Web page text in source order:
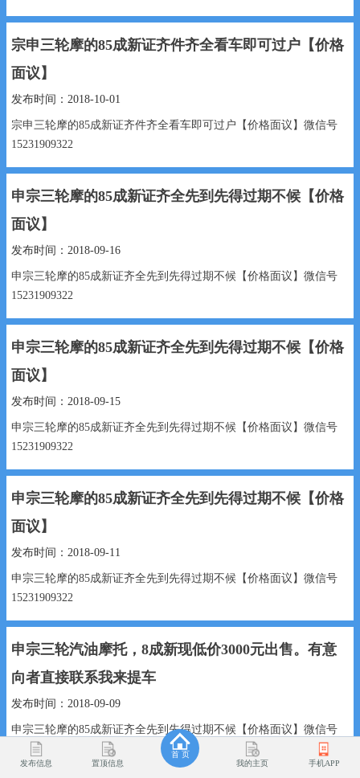
宗申三轮摩的85成新证齐件齐全看车即可过户【价格
面议】
发布时间：2018-10-01
宗申三轮摩的85成新证齐件齐全看车即可过户【价格面议】微信号
15231909322
申宗三轮摩的85成新证齐全先到先得过期不候【价格
面议】
发布时间：2018-09-16
申宗三轮摩的85成新证齐全先到先得过期不候【价格面议】微信号
15231909322
申宗三轮摩的85成新证齐全先到先得过期不候【价格
面议】
发布时间：2018-09-15
申宗三轮摩的85成新证齐全先到先得过期不候【价格面议】微信号
15231909322
申宗三轮摩的85成新证齐全先到先得过期不候【价格
面议】
发布时间：2018-09-11
申宗三轮摩的85成新证齐全先到先得过期不候【价格面议】微信号
15231909322
申宗三轮汽油摩托，8成新现低价3000元出售。有意
向者直接联系我来提车
发布时间：2018-09-09
申宗三轮摩的85成新证齐全先到先得过期不候【价格面议】微信号
15231909322
...发布信息 置顶信息
首 页
我的主页
手机APP